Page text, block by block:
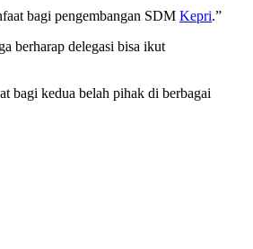
bagi pengembangan SDM Kepri.”
berharap delegasi bisa ikut
bagi kedua belah pihak di berbagai